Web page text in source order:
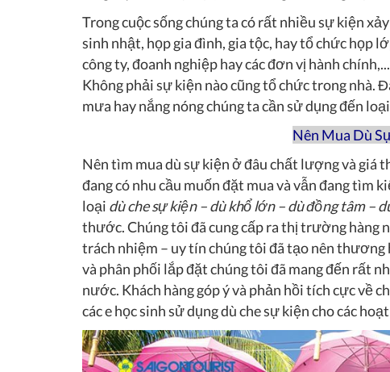
Trong cuộc sống chúng ta có rất nhiều sự kiện
sinh nhật, họp gia đình, gia tộc, hay tổ chức họp
công ty, đoanh nghiệp hay các đơn vị hành
Không phải sự kiện nào cũng tổ chức trong nhà.
mưa hay nắng nóng chúng ta cần sử dụng đến
Nên Mua Dù
Nên tìm mua dù sự kiện ở đâu chất lượng và giá
đang có nhu cầu muốn đặt mua và vẫn đang tìm
loại dù che sự kiện – dù khổ lớn – dù đồng tâm –
thước. Chúng tôi đã cung cấp ra thị trường hàng
trách nhiệm – uy tín chúng tôi đã tạo nên thương
và phân phối lắp đặt chúng tôi đã mang đến rất
nước. Khách hàng góp ý và phản hồi tích cực
các e học sinh sử dụng dù che sự kiện cho các